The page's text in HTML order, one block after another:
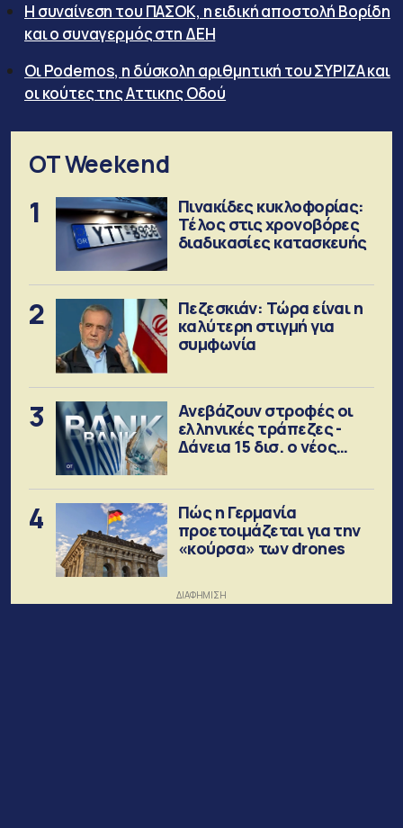
Η συναίνεση του ΠΑΣΟΚ, η ειδική αποστολή Βορίδη
και ο συναγερμός στη ΔΕΗ
Οι Podemos, η δύσκολη αριθμητική του ΣΥΡΙΖΑ και
οι κούτες της Αττικης Οδού
OT Weekend
1
Πινακίδες κυκλοφορίας:
Τέλος στις χρονοβόρες
διαδικασίες κατασκευής
2
Πεζεσκιάν: Τώρα είναι η
καλύτερη στιγμή για
συμφωνία
3
Ανεβάζουν στροφές οι
ελληνικές τράπεζες -
Δάνεια 15 δισ. ο νέος
4
Πώς η Γερμανία
προετοιμάζεται για την
«κούρσα» των drones